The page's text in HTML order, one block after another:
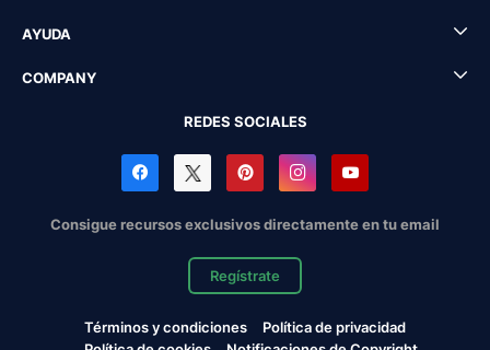
AYUDA
COMPANY
REDES SOCIALES
Consigue recursos exclusivos directamente en tu email
Regístrate
Términos y condiciones
Política de privacidad